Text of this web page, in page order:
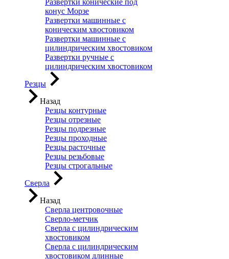
Развертки конические под
конус Морзе
Развертки машинные с
коническим хвостовиком
Развертки машинные с
цилиндрическим хвостовиком
Развертки ручные с
цилиндрическим хвостовиком
Резцы
Назад
Резцы контурные
Резцы отрезные
Резцы подрезные
Резцы проходные
Резцы расточные
Резцы резьбовые
Резцы строгальные
Сверла
Назад
Сверла центровочные
Сверло-метчик
Сверла с цилиндрическим
хвостовиком
Сверла с цилиндрическим
хвостовиком длинные